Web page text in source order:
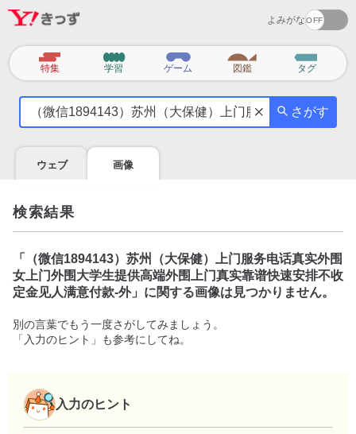
よみがな
カ
テ
特集 学習 ゲーム 図鑑 タグ
気
を
調
べ
よ
う
さがす
ウェブ 画像
検索結果
「
（微信1894143）苏州（大保健）上门服务电话真实外围
女上门外围大学生提供高端外围上门真实靠谱快速安排不收
定金见人满意付款-外」に関する画像は見つかりません。
別の言葉でもう一度さがしてみましょう。
「入力のヒント」も参考にしてね。
入力のヒント